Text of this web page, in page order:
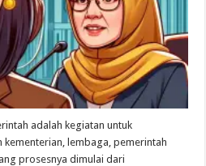
adalah kegiatan untuk
lembaga, pemerintah
prosesnya dimulai dari